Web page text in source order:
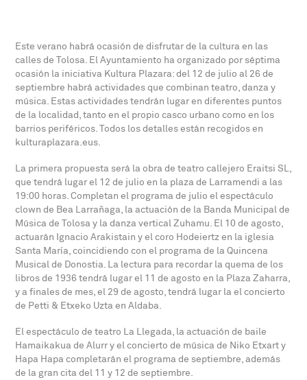
Este verano habrá ocasión de disfrutar de la cultura en las
calles de Tolosa. El Ayuntamiento ha organizado por séptima
ocasión la iniciativa Kultura Plazara: del 12 de julio al 26 de
septiembre habrá actividades que combinan teatro, danza y
música. Estas actividades tendrán lugar en diferentes puntos
de la localidad, tanto en el propio casco urbano como en los
barrios periféricos. Todos los detalles están recogidos en
kulturaplazara.eus.
La primera propuesta será la obra de teatro callejero Eraitsi SL,
que tendrá lugar el 12 de julio en la plaza de Larramendi a las
19:00 horas. Completan el programa de julio el espectáculo
clown de Bea Larrañaga, la actuación de la Banda Municipal de
Música de Tolosa y la danza vertical Zuhamu. El 10 de agosto,
actuarán Ignacio Arakistain y el coro Hodeiertz en la iglesia
Santa María, coincidiendo con el programa de la Quincena
Musical de Donostia. La lectura para recordar la quema de los
libros de 1936 tendrá lugar el 11 de agosto en la Plaza Zaharra,
y a finales de mes, el 29 de agosto, tendrá lugar la el concierto
de Petti & Etxeko Uzta en Aldaba.
El espectáculo de teatro La Llegada, la actuación de baile
Hamaikakua de Alurr y el concierto de música de Niko Etxart y
Hapa Hapa completarán el programa de septiembre, además
de la gran cita del 11 y 12 de septiembre.